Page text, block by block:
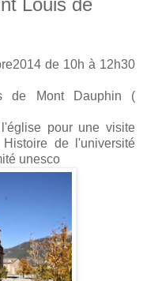
Louis de
de 10h à 12h30
de Mont Dauphin (
pour une visite
de l'université
unesco